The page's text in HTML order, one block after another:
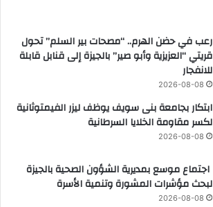
رعب في حضن الهرم.. “مصحات بير السلم” تحول
قريتي “العزيزية وأبو صير” بالجيزة إلى قنابل قابلة
للانفجار
2026-08-08
ابتكار بجامعة بنى سويف يوظف ليزر الفيمتوثانية
لكسر مقاومة الخلايا السرطانية
2026-08-08
اجتماع موسع بمديرية الشؤون الصحية بالجيزة
لبحث مؤشرات المشورة وتنمية الأسرة
2026-08-08